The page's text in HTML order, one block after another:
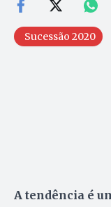
Sucessão 2020
A tendência é